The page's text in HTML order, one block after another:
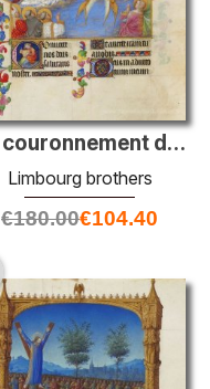
Le couronnement de la vierge
Limbourg brothers
€180.00€104.40